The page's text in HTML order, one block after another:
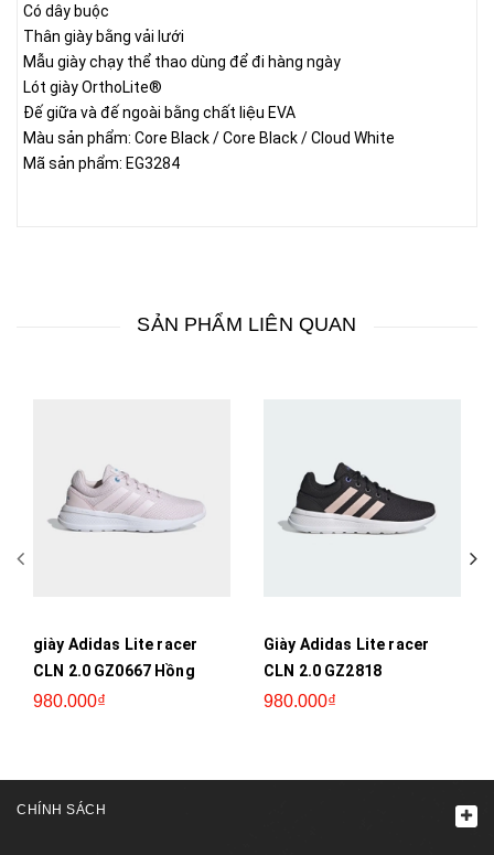
Có dây buộc
Thân giày bằng vải lưới
Mẫu giày chạy thể thao dùng để đi hàng ngày
Lót giày OrthoLite®
Đế giữa và đế ngoài bằng chất liệu EVA
Màu sản phẩm: Core Black / Core Black / Cloud White
Mã sản phẩm: EG3284
SẢN PHẨM LIÊN QUAN
giày Adidas Lite racer
CLN 2.0 GZ0667 Hồng
980.000₫
Giày Adidas Lite racer
CLN 2.0 GZ2818
980.000₫
CHÍNH SÁCH